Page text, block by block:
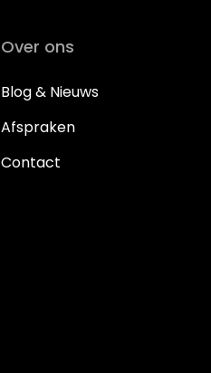
Over ons
Blog & Nieuws
Afspraken
Contact